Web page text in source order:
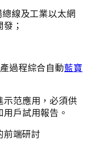
總線及工業以太網
；
過程綜合自動藍寶
示范應用，必須供
戶試用報告。
前端研討